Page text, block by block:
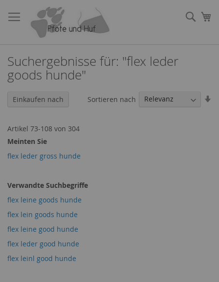
zum
Inhalt
Suchergebnisse für: "flex leder
goods hunde"
Artikel 73-108 von 304
Sortieren nach
Meinten Sie
flex leder gross hunde
Verwandte Suchbegriffe
flex leine goods hunde
flex lein goods hunde
flex leine good hunde
flex leder good hunde
flex leinl good hunde
Einkaufen nach